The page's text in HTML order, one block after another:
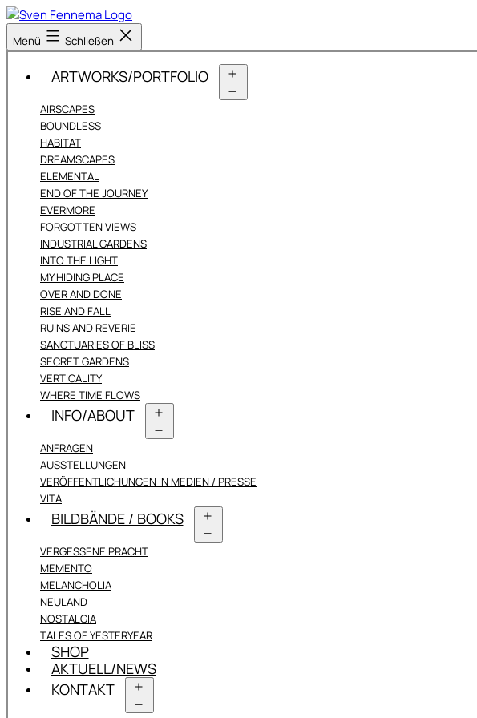
Zum
Inhalt
springen
Sven
Fennema
Menü Schließen
ARTWORKS/PORTFOLIO
AIRSCAPES
BOUNDLESS
HABITAT
DREAMSCAPES
ELEMENTAL
END OF THE JOURNEY
EVERMORE
FORGOTTEN VIEWS
INDUSTRIAL GARDENS
INTO THE LIGHT
MY HIDING PLACE
OVER AND DONE
RISE AND FALL
RUINS AND REVERIE
SANCTUARIES OF BLISS
SECRET GARDENS
VERTICALITY
WHERE TIME FLOWS
INFO/ABOUT
ANFRAGEN
AUSSTELLUNGEN
VERÖFFENTLICHUNGEN IN MEDIEN / PRESSE
VITA
BILDBÄNDE / BOOKS
VERGESSENE PRACHT
MEMENTO
MELANCHOLIA
NEULAND
NOSTALGIA
TALES OF YESTERYEAR
SHOP
AKTUELL/NEWS
KONTAKT